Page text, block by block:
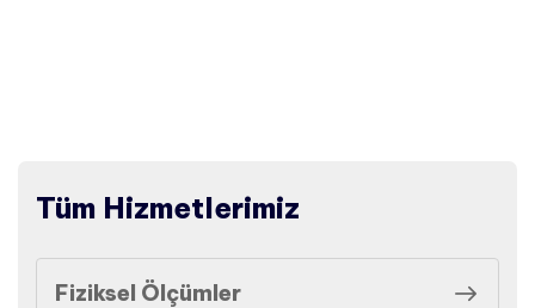
Tüm Hizmetlerimiz
Fiziksel Ölçümler